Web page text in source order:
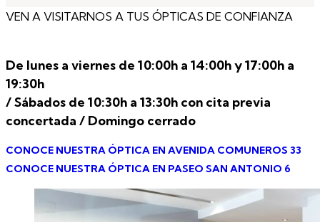
VEN A VISITARNOS A TUS ÓPTICAS DE CONFIANZA
De lunes a viernes de 10:00h a 14:00h y 17:00h a
19:30h
/ Sábados de 10:30h a 13:30h con cita previa
concertada / Domingo cerrado
CONOCE NUESTRA ÓPTICA EN AVENIDA COMUNEROS 33
CONOCE NUESTRA ÓPTICA EN PASEO SAN ANTONIO 6